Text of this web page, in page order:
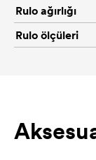
Rulo ağırlığı
Rulo ölçüleri